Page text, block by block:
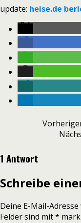
update: heise.de
1 Antwort
Schreibe
Deine E-Mail-
Felder sind mit*